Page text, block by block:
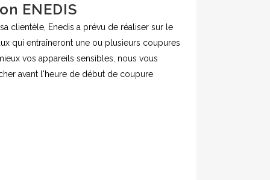
ENEDIS
clientèle, Enedis a prévu de réaliser sur le
qui entraîneront une ou plusieurs coupures
vos appareils sensibles, nous vous
avant l'heure de début de coupure